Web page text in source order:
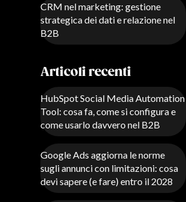
CRM nel marketing: gestione
strategica dei dati e relazione nel
B2B
Articoli recenti
HubSpot Social Media Automation
Tool: cosa fa, come si configura e
come usarlo davvero nel B2B
Google Ads aggiorna le norme
sugli annunci con limitazioni: cosa
devi sapere (e fare) entro il 2028